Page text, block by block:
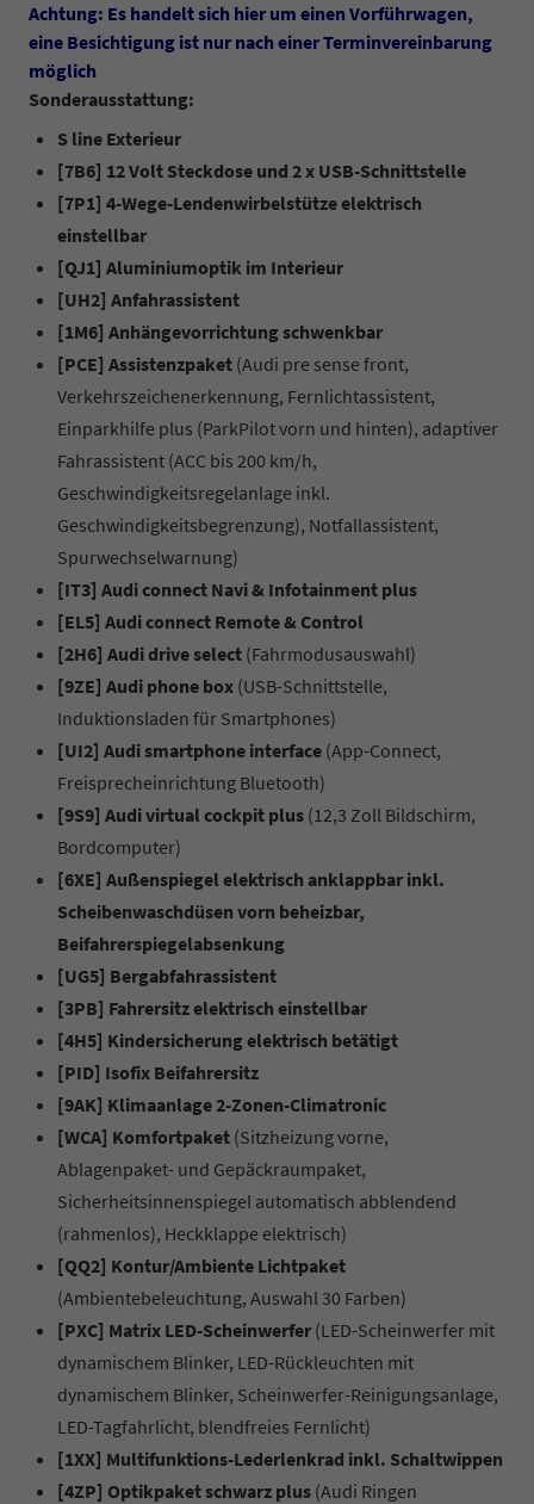
Achtung: Es handelt sich hier um einen Vorführwagen,
eine Besichtigung ist nur nach einer Terminvereinbarung
möglich
Sonderausstattung:
S line Exterieur
[7B6] 12 Volt Steckdose und 2 x USB-Schnittstelle
[7P1] 4-Wege-Lendenwirbelstütze elektrisch
einstellbar
[QJ1] Aluminiumoptik im Interieur
[UH2] Anfahrassistent
[1M6] Anhängevorrichtung schwenkbar
[PCE] Assistenzpaket (Audi pre sense front,
Verkehrszeichenerkennung, Fernlichtassistent,
Einparkhilfe plus (ParkPilot vorn und hinten), adaptiver
Fahrassistent (ACC bis 200 km/h,
Geschwindigkeitsregelanlage inkl.
Geschwindigkeitsbegrenzung), Notfallassistent,
Spurwechselwarnung)
[IT3] Audi connect Navi & Infotainment plus
[EL5] Audi connect Remote & Control
[2H6] Audi drive select (Fahrmodusauswahl)
[9ZE] Audi phone box (USB-Schnittstelle,
Induktionsladen für Smartphones)
[UI2] Audi smartphone interface (App-Connect,
Freisprecheinrichtung Bluetooth)
[9S9] Audi virtual cockpit plus (12,3 Zoll Bildschirm,
Bordcomputer)
[6XE] Außenspiegel elektrisch anklappbar inkl.
Scheibenwaschdüsen vorn beheizbar,
Beifahrerspiegelabsenkung
[UG5] Bergabfahrassistent
[3PB] Fahrersitz elektrisch einstellbar
[4H5] Kindersicherung elektrisch betätigt
[PID] Isofix Beifahrersitz
[9AK] Klimaanlage 2-Zonen-Climatronic
[WCA] Komfortpaket (Sitzheizung vorne,
Ablagenpaket- und Gepäckraumpaket,
Sicherheitsinnenspiegel automatisch abblendend
(rahmenlos), Heckklappe elektrisch)
[QQ2] Kontur/Ambiente Lichtpaket
(Ambientebeleuchtung, Auswahl 30 Farben)
[PXC] Matrix LED-Scheinwerfer (LED-Scheinwerfer mit
dynamischem Blinker, LED-Rückleuchten mit
dynamischem Blinker, Scheinwerfer-Reinigungsanlage,
LED-Tagfahrlicht, blendfreies Fernlicht)
[1XX] Multifunktions-Lederlenkrad inkl. Schaltwippen
[4ZP] Optikpaket schwarz plus (Audi Ringen